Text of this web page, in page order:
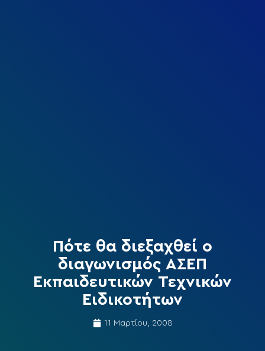
Πότε θα διεξαχθεί ο
διαγωνισμός ΑΣΕΠ
Εκπαιδευτικών Τεχνικών
Ειδικοτήτων
11 Μαρτίου, 2008